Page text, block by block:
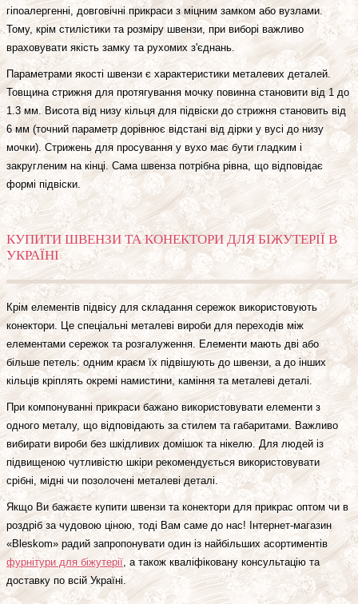
гіпоалергенні, довговічні прикраси з міцним замком або вузлами.
Тому, крім стилістики та розміру швензи, при виборі важливо
враховувати якість замку та рухомих з'єднань.
Параметрами якості швензи є характеристики металевих деталей.
Товщина стрижня для протягування мочку повинна становити від 1 до
1.3 мм. Висота від низу кільця для підвіски до стрижня становить від
6 мм (точний параметр дорівнює відстані від дірки у вусі до низу
мочки). Стрижень для просування у вухо має бути гладким і
закругленим на кінці. Сама швенза потрібна рівна, що відповідає
формі підвіски.
КУПИТИ ШВЕНЗИ ТА КОНЕКТОРИ ДЛЯ БІЖУТЕРІЇ В
УКРАЇНІ
Крім елементів підвісу для складання сережок використовують
конектори. Це спеціальні металеві вироби для переходів між
елементами сережок та розгалуження. Елементи мають дві або
більше петель: одним краєм їх підвішують до швензи, а до інших
кільців кріплять окремі намистини, каміння та металеві деталі.
При компонуванні прикраси бажано використовувати елементи з
одного металу, що відповідають за стилем та габаритами. Важливо
вибирати вироби без шкідливих домішок та нікелю. Для людей із
підвищеною чутливістю шкіри рекомендується використовувати
срібні, мідні чи позолочені металеві деталі.
Якщо Ви бажаєте купити швензи та конектори для прикрас оптом чи в
роздріб за чудовою ціною, тоді Вам саме до нас! Інтернет-магазин
«Bleskom» радий запропонувати один із найбільших асортиментів
фурнітури для біжутерії, а також кваліфіковану консультацію та
доставку по всій Україні.